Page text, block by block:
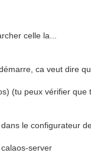
celle la...
ca veut dire
(tu peux vérifier
le configurateur
server